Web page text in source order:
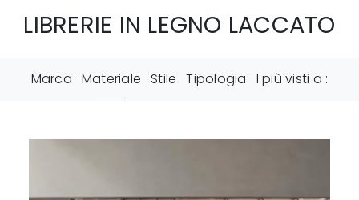
LIBRERIE IN LEGNO LACCATO
Marca Materiale Stile Tipologia I più visti a :